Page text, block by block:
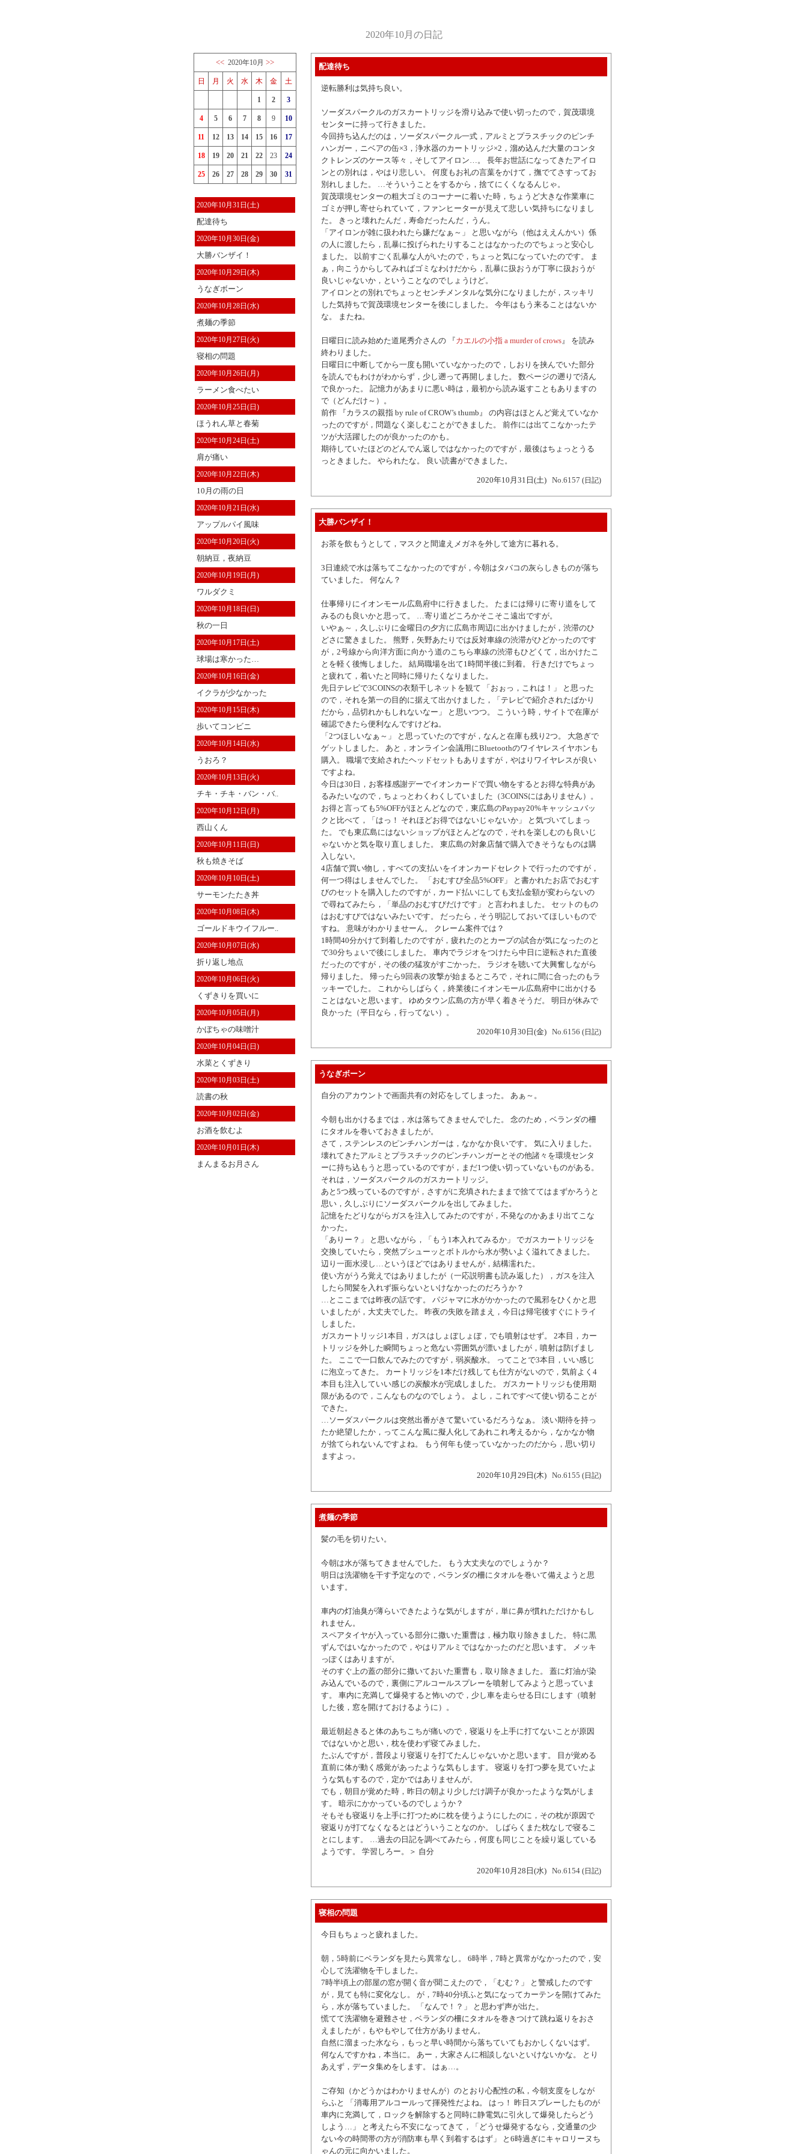
2020年10月の日記
<< 2020年10月 >>
日 月 火 水 木 金 土
1 2 3
4 5 6 7 8 9 10
11 12 13 14 15 16 17
18 19 20 21 22 23 24
25 26 27 28 29 30 31
2020年10月31日(土)
配達待ち
2020年10月30日(金)
大勝バンザイ！
2020年10月29日(木)
うなぎボーン
2020年10月28日(水)
煮麺の季節
2020年10月27日(火)
寝相の問題
2020年10月26日(月)
ラーメン食べたい
2020年10月25日(日)
ほうれん草と春菊
2020年10月24日(土)
肩が痛い
2020年10月22日(木)
10月の雨の日
2020年10月21日(水)
アップルパイ風味
2020年10月20日(火)
朝納豆，夜納豆
2020年10月19日(月)
ワルダクミ
2020年10月18日(日)
秋の一日
2020年10月17日(土)
球場は寒かった…
2020年10月16日(金)
イクラが少なかった
2020年10月15日(木)
歩いてコンビニ
2020年10月14日(水)
うおろ？
2020年10月13日(火)
チキ・チキ・バン・バ..
2020年10月12日(月)
西山くん
2020年10月11日(日)
秋も焼きそば
2020年10月10日(土)
サーモンたたき丼
2020年10月08日(木)
ゴールドキウイフルー..
2020年10月07日(水)
折り返し地点
2020年10月06日(火)
くずきりを買いに
2020年10月05日(月)
かぼちゃの味噌汁
2020年10月04日(日)
水菜とくずきり
2020年10月03日(土)
読書の秋
2020年10月02日(金)
お酒を飲むよ
2020年10月01日(木)
まんまるお月さん
配達待ち
逆転勝利は気持ち良い。
ソーダスパークルのガスカートリッジを滑り込みで使い切ったので，賀茂環境
センターに持って行きました。
今回持ち込んだのは，ソーダスパークル一式，アルミとプラスチックのピンチ
ハンガー，ニベアの缶×3，浄水器のカートリッジ×2，溜め込んだ大量のコンタ
クトレンズのケース等々，そしてアイロン…。 長年お世話になってきたアイロ
ンとの別れは，やはり悲しい。 何度もお礼の言葉をかけて，撫でてさすってお
別れしました。 …そういうことをするから，捨てにくくなるんじゃ。
賀茂環境センターの粗大ゴミのコーナーに着いた時，ちょうど大きな作業車に
ゴミが押し寄せられていて，ファンヒーターが見えて悲しい気持ちになりまし
た。 きっと壊れたんだ，寿命だったんだ，うん。
「アイロンが雑に扱われたら嫌だなぁ～」 と思いながら（他はええんかい）係
の人に渡したら，乱暴に投げられたりすることはなかったのでちょっと安心し
ました。 以前すごく乱暴な人がいたので，ちょっと気になっていたのです。 ま
ぁ，向こうからしてみればゴミなわけだから，乱暴に扱おうが丁寧に扱おうが
良いじゃないか，ということなのでしょうけど。
アイロンとの別れでちょっとセンチメンタルな気分になりましたが，スッキリ
した気持ちで賀茂環境センターを後にしました。 今年はもう来ることはないか
な。 またね。
日曜日に読み始めた道尾秀介さんの 『カエルの小指 a murder of crows』 を読み
終わりました。
日曜日に中断してから一度も開いていなかったので，しおりを挟んでいた部分
を読んでもわけがわからず，少し遡って再開しました。 数ページの遡りで済ん
で良かった。 記憶力があまりに悪い時は，最初から読み返すこともありますの
で（どんだけ～）。
前作 『カラスの親指 by rule of CROW’s thumb』 の内容はほとんど覚えていなか
ったのですが，問題なく楽しむことができました。 前作には出てこなかったテ
ツが大活躍したのが良かったのかも。
期待していたほどのどんでん返しではなかったのですが，最後はちょっとうる
っときました。 やられたな。 良い読書ができました。
2020年10月31日(土) No.6157 (日記)
大勝バンザイ！
お茶を飲もうとして，マスクと間違えメガネを外して途方に暮れる。
3日連続で水は落ちてこなかったのですが，今朝はタバコの灰らしきものが落ち
ていました。 何なん？
仕事帰りにイオンモール広島府中に行きました。 たまには帰りに寄り道をして
みるのも良いかと思って。 …寄り道どころかそこそこ遠出ですが。
いやぁ～，久しぶりに金曜日の夕方に広島市周辺に出かけましたが，渋滞のひ
どさに驚きました。 熊野，矢野あたりでは反対車線の渋滞がひどかったのです
が，2号線から向洋方面に向かう道のこちら車線の渋滞もひどくて，出かけたこ
とを軽く後悔しました。 結局職場を出て1時間半後に到着。 行きだけでちょっ
と疲れて，着いたと同時に帰りたくなりました。
先日テレビで3COINSの衣類干しネットを観て 「おぉっ，これは！」 と思った
ので，それを第一の目的に据えて出かけました，「テレビで紹介されたばかり
だから，品切れかもしれないなー」 と思いつつ。 こういう時，サイトで在庫が
確認できたら便利なんですけどね。
「2つほしいなぁ～」 と思っていたのですが，なんと在庫も残り2つ。 大急ぎで
ゲットしました。 あと，オンライン会議用にBluetoothのワイヤレスイヤホンも
購入。 職場で支給されたヘッドセットもありますが，やはりワイヤレスが良い
ですよね。
今日は30日，お客様感謝デーでイオンカードで買い物をするとお得な特典があ
るみたいなので，ちょっとわくわくしていました（3COINSにはありません）。
お得と言っても5%OFFがほとんどなので，東広島のPaypay20%キャッシュバッ
クと比べて，「はっ！ それほどお得ではないじゃないか」 と気づいてしまっ
た。 でも東広島にはないショップがほとんどなので，それを楽しむのも良いじ
ゃないかと気を取り直しました。 東広島の対象店舗で購入できそうなものは購
入しない。
4店舗で買い物し，すべての支払いをイオンカードセレクトで行ったのですが，
何一つ得はしませんでした。 「おむすび全品5%OFF」 と書かれたお店でおむす
びのセットを購入したのですが，カード払いにしても支払金額が変わらないの
で尋ねてみたら，「単品のおむすびだけです」 と言われました。 セットのもの
はおむすびではないみたいです。 だったら，そう明記しておいてほしいもので
すね。 意味がわかりませーん。 クレーム案件では？
1時間40分かけて到着したのですが，疲れたのとカープの試合が気になったのと
で30分ちょいで後にしました。 車内でラジオをつけたら中日に逆転された直後
だったのですが，その後の猛攻がすごかった。 ラジオを聴いて大興奮しながら
帰りました。 帰ったら9回表の攻撃が始まるところで，それに間に合ったのもラ
ッキーでした。 これからしばらく，終業後にイオンモール広島府中に出かける
ことはないと思います。 ゆめタウン広島の方が早く着きそうだ。 明日が休みで
良かった（平日なら，行ってない）。
2020年10月30日(金) No.6156 (日記)
うなぎボーン
自分のアカウントで画面共有の対応をしてしまった。 あぁ～。
今朝も出かけるまでは，水は落ちてきませんでした。 念のため，ベランダの柵
にタオルを巻いておきましたが。
さて，ステンレスのピンチハンガーは，なかなか良いです。 気に入りました。
壊れてきたアルミとプラスチックのピンチハンガーとその他諸々を環境センタ
ーに持ち込もうと思っているのですが，まだ1つ使い切っていないものがある。
それは，ソーダスパークルのガスカートリッジ。
あと5つ残っているのですが，さすがに充填されたままで捨ててはまずかろうと
思い，久しぶりにソーダスパークルを出してみました。
記憶をたどりながらガスを注入してみたのですが，不発なのかあまり出てこな
かった。
「ありー？」 と思いながら，「もう1本入れてみるか」 でガスカートリッジを
交換していたら，突然プシューッとボトルから水が勢いよく溢れてきました。
辺り一面水浸し…というほどではありませんが，結構濡れた。
使い方がうろ覚えではありましたが（一応説明書も読み返した），ガスを注入
したら間髪を入れず振らないといけなかったのだろうか？
…とここまでは昨夜の話です。 パジャマに水がかかったので風邪をひくかと思
いましたが，大丈夫でした。 昨夜の失敗を踏まえ，今日は帰宅後すぐにトライ
しました。
ガスカートリッジ1本目，ガスはしょぼしょぼ，でも噴射はせず。 2本目，カー
トリッジを外した瞬間ちょっと危ない雰囲気が漂いましたが，噴射は防げまし
た。 ここで一口飲んでみたのですが，弱炭酸水。 ってことで3本目，いい感じ
に泡立ってきた。 カートリッジを1本だけ残しても仕方がないので，気前よく4
本目も注入していい感じの炭酸水が完成しました。 ガスカートリッジも使用期
限があるので，こんなものなのでしょう。 よし，これですべて使い切ることが
できた。
…ソーダスパークルは突然出番がきて驚いているだろうなぁ。 淡い期待を持っ
たか絶望したか，ってこんな風に擬人化してあれこれ考えるから，なかなか物
が捨てられないんですよね。 もう何年も使っていなかったのだから，思い切り
ますよっ。
2020年10月29日(木) No.6155 (日記)
煮麺の季節
髪の毛を切りたい。
今朝は水が落ちてきませんでした。 もう大丈夫なのでしょうか？
明日は洗濯物を干す予定なので，ベランダの柵にタオルを巻いて備えようと思
います。
車内の灯油臭が薄らいできたような気がしますが，単に鼻が慣れただけかもし
れません。
スペアタイヤが入っている部分に撒いた重曹は，極力取り除きました。 特に黒
ずんではいなかったので，やはりアルミではなかったのだと思います。 メッキ
っぽくはありますが。
そのすぐ上の蓋の部分に撒いておいた重曹も，取り除きました。 蓋に灯油が染
み込んでいるので，裏側にアルコールスプレーを噴射してみようと思っていま
す。 車内に充満して爆発すると怖いので，少し車を走らせる日にします（噴射
した後，窓を開けておけるように）。
最近朝起きると体のあちこちが痛いので，寝返りを上手に打てないことが原因
ではないかと思い，枕を使わず寝てみました。
たぶんですが，普段より寝返りを打てたんじゃないかと思います。 目が覚める
直前に体が動く感覚があったような気もします。 寝返りを打つ夢を見ていたよ
うな気もするので，定かではありませんが。
でも，朝目が覚めた時，昨日の朝より少しだけ調子が良かったような気がしま
す。 暗示にかかっているのでしょうか？
そもそも寝返りを上手に打つために枕を使うようにしたのに，その枕が原因で
寝返りが打てなくなるとはどういうことなのか。 しばらくまた枕なしで寝るこ
とにします。 …過去の日記を調べてみたら，何度も同じことを繰り返している
ようです。 学習しろー。＞ 自分
2020年10月28日(水) No.6154 (日記)
寝相の問題
今日もちょっと疲れました。
朝，5時前にベランダを見たら異常なし。 6時半，7時と異常がなかったので，安
心して洗濯物を干しました。
7時半頃上の部屋の窓が開く音が聞こえたので，「むむ？」 と警戒したのです
が，見ても特に変化なし。 が，7時40分頃ふと気になってカーテンを開けてみた
ら，水が落ちていました。 「なんで！？」 と思わず声が出た。
慌てて洗濯物を避難させ，ベランダの柵にタオルを巻きつけて跳ね返りをおさ
えましたが，もやもやして仕方がありません。
自然に溜まった水なら，もっと早い時間から落ちていてもおかしくないはず。
何なんですかね，本当に。 あー，大家さんに相談しないといけないかな。 とり
あえず，データ集めをします。 はぁ…。
ご存知（かどうかはわかりませんが）のとおり心配性の私，今朝支度をしなが
らふと 「消毒用アルコールって揮発性だよね。 はっ！ 昨日スプレーしたものが
車内に充満して，ロックを解除すると同時に静電気に引火して爆発したらどう
しよう…」 と考えたら不安になってきて，「どうせ爆発するなら，交通量の少
ない今の時間帯の方が消防車も早く到着するはず」 と6時過ぎにキャロリーヌち
ゃんの元に向かいました。